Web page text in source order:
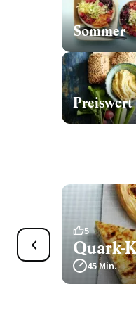
Sommer
Preiswert
5
Quark-
45 Min.